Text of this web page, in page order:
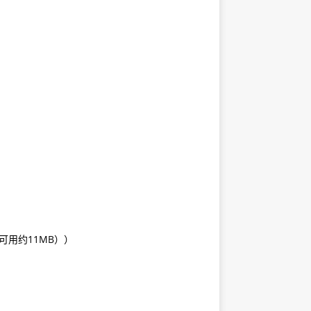
约11MB））